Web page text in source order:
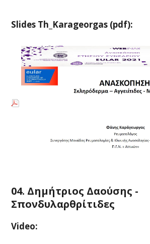
Slides Th_Karageorgas (pdf):
04. Δημήτριος Δαούσης -
Σπονδυλαρθρίτιδες
Video: